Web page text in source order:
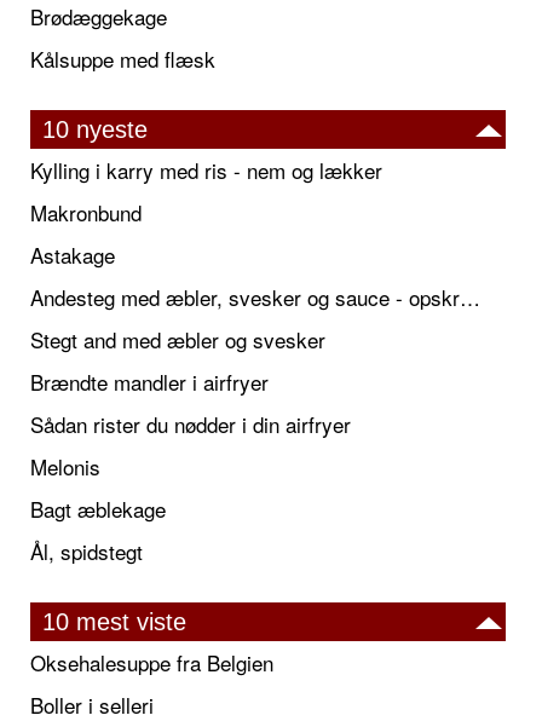
Brødæggekage
Kålsuppe med flæsk
10 nyeste
Kylling i karry med ris - nem og lækker
Makronbund
Astakage
Andesteg med æbler, svesker og sauce - opskrift også til jul
Stegt and med æbler og svesker
Brændte mandler i airfryer
Sådan rister du nødder i din airfryer
Melonis
Bagt æblekage
Ål, spidstegt
10 mest viste
Oksehalesuppe fra Belgien
Boller i selleri